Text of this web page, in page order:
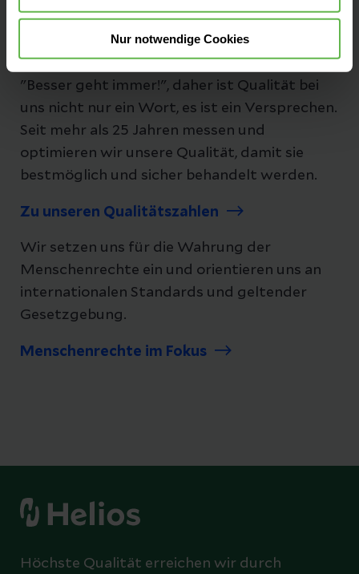
Nur notwendige Cookies
Unsere Qualität
"Besser geht immer!", daher ist Qualität bei
uns nicht nur ein Wort, es ist ein Versprechen.
Seit mehr als 25 Jahren messen und
optimieren wir unsere Qualität, damit sie
bestmöglich und sicher behandelt werden.
Zu unseren Qualitätszahlen
Wir setzen uns für die Wahrung der
Menschenrechte ein und orientieren uns an
internationalen Standards und geltender
Gesetzgebung.
Menschenrechte im Fokus
Höchste Qualität erreichen wir durch